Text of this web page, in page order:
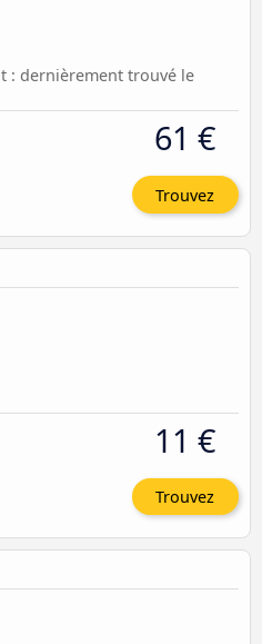
: dernièrement trouvé le
61 €
Trouvez
11 €
Trouvez